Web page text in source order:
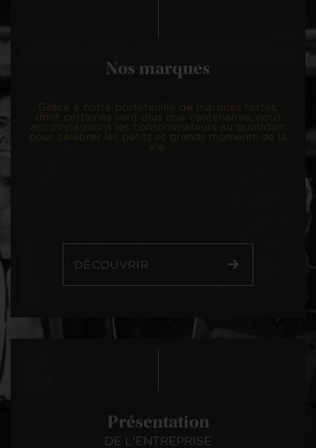
Nos marques
Grâce à notre portefeuille de marques fortes,
dont certaines sont plus que centenaires, nous
accompagnons les consommateurs au quotidien
pour célébrer les petits et grands moments de la
vie.
DÉCOUVRIR
Présentation
DE L'ENTREPRISE